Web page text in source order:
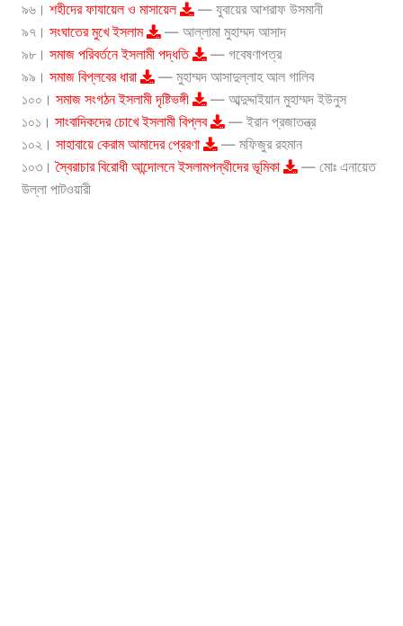
৯৬। শহীদের ফাযায়েল ও মাসায়েল
— যুবায়ের আশরাফ উসমানী
৯৭। সংঘাতের মুখে ইসলাম
— আল্লামা মুহাম্মদ আসাদ
৯৮। সমাজ পরিবর্তনে ইসলামী পদ্ধতি
— গবেষণাপত্র
৯৯। সমাজ বিপ্লবের ধারা
— মুহাম্মদ আসাদুল্লাহ আল গালিব
১০০। সমাজ সংগঠন ইসলামী দৃষ্টিভঙ্গী
— আব্দুদ্দাইয়ান মুহাম্মদ ইউনুস
১০১। সাংবাদিকদের চোখে ইসলামী বিপ্লব
— ইরান প্রজাতন্ত্র
১০২। সাহাবায়ে কেরাম আমাদের প্রেরণা
— মফিজুর রহমান
১০৩।স্বৈরাচার বিরোধী আন্দোলনে ইসলামপন্থীদের ভূমিকা
— মোঃ এনায়েত
উল্লা পাটওয়ারী